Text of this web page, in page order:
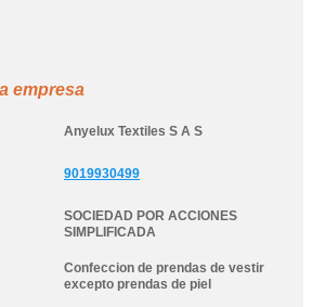
empresa
Anyelux Textiles S A S
9019930499
SOCIEDAD POR ACCIONES
SIMPLIFICADA
Confeccion de prendas de vestir
excepto prendas de piel